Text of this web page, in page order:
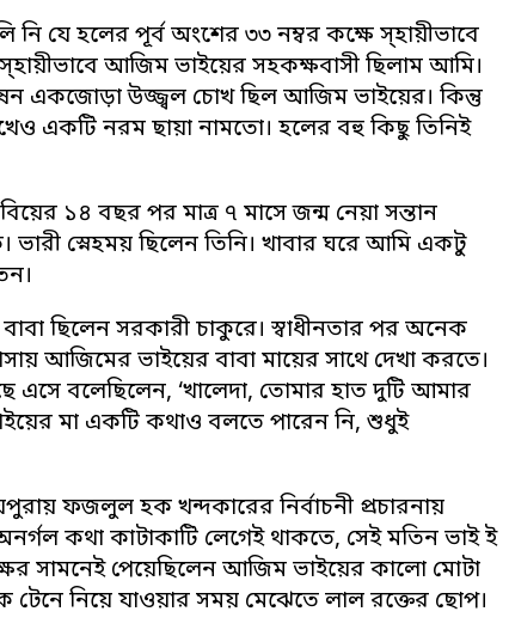
নি যে হলের পূর্ব অংশের ৩৩ নম্বর কক্ষে স্হায়ীভাবে
আজিম ভাইয়ের সহকক্ষবাসী ছিলাম আমি।
একজোড়া উজ্জ্বল চোখ ছিল আজিম ভাইয়ের। কিন্তু
একটি নরম ছায়া নামতো। হলের বহু কিছু তিনিই
১৪ বছর পর মাত্র ৭ মাসে জন্ম নেয়া সন্তান
স্নেহময় ছিলেন তিনি। খাবার ঘরে আমি একটু
ছিলেন সরকারী চাকুরে। স্বাধীনতার পর অনেক
আজিমের ভাইয়ের বাবা মায়ের সাথে দেখা করতে।
বলেছিলেন, ‘খালেদা, তোমার হাত দুটি আমার
মা একটি কথাও বলতে পারেন নি, শুধুই
ফজলুল হক খন্দকারের নির্বাচনী প্রচারনায়
কথা কাটাকাটি লেগেই থাকতে, সেই মতিন ভাই ই
সামনেই পেয়েছিলেন আজিম ভাইয়ের কালো মোটা
নিয়ে যাওয়ার সময় মেঝেতে লাল রক্তের ছোপ।